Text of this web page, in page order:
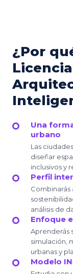
¿Por
Una
urbano
Las
diseñar
inclusivos y
Perfil
Combinarás
análisis de
Enfoque
Aprenderás
simulación,
urbanas y
Modelo